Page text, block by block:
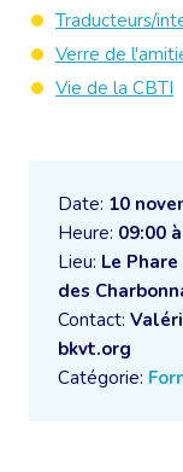
Date: 10
Heure: 09:00
Lieu: Le
des
Contact:
bkvt.org
Catégorie:
Traducteurs/
Verre de
Vie de la CBTI